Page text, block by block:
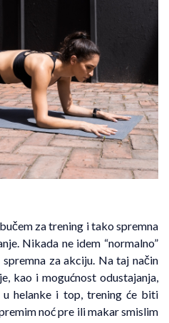
za trening i tako spremna
Nikada ne idem “normalno”
za akciju. Na taj način
kao i mogućnost odustajanja,
u helanke i top, trening će biti
noć pre ili makar smislim